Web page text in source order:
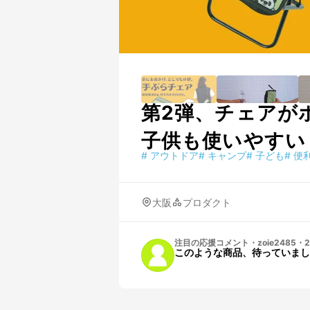
第2弾、チェアが
子供も使いやすい
# アウトドア# キャンプ# 子ども# 便
大阪 プロダクト
注目の応援コメント ・ zoie2485 ・
このような商品、待っていま